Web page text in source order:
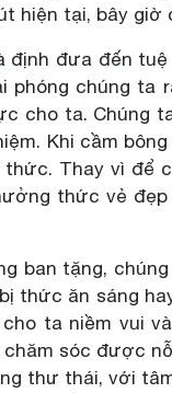
hiện tại, bây giờ
định đưa đến tuệ
chúng ta
cho ta. Chúng
Khi cầm
Thay vì để
thức vẻ
ban tặng,
thức ăn sáng
ta niềm vui
sóc được
thư thái, với